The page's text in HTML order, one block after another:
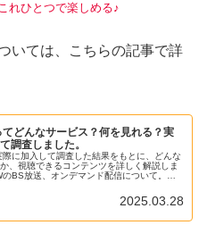
れひとつで楽しめる♪
いては、こちらの記事で詳
てどんなサービス？何を見れる？実
調査しました。
際に加入して調査した結果をもとに、どんな
、視聴できるコンテンツを詳しく解説しま
のBS放送、オンデマンド配信について。申
2025.03.28